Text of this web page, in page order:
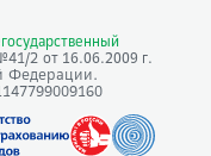
2 от 16.06.2009 г.
Федерации.